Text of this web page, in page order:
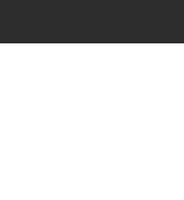
al